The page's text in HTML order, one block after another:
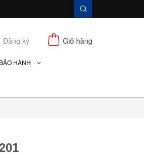
Đăng ký Giỏ hàng
HÀNH